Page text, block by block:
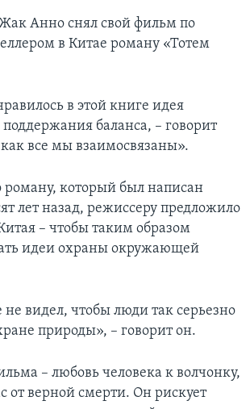
Анно снял свой фильм по
в Китае роману «Тотем
в этой книге идея
баланса, – говорит
все мы взаимосвязаны».
роману, который был написан
лет назад, режиссеру предложило
– чтобы таким образом
идеи охраны окружающей
видел, чтобы люди так серьезно
природы», – говорит он.
– любовь человека к волчонку,
от верной смерти. Он рискует